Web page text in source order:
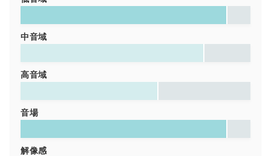
中音域
高音域
音場
解像感